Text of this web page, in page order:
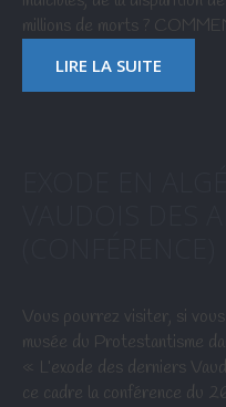
millions de morts ?
LIRE LA SUITE
Vous pourrez visiter, si
musée du Protestantisme
« L’exode des derniers
ce cadre la conférence du